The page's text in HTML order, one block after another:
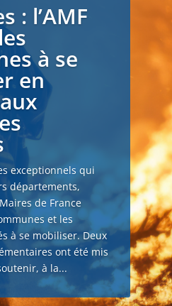
: l’AMF
à se
en
exceptionnels qui
départements,
de France
et les
à se mobiliser. Deux
ont été mis
à la...